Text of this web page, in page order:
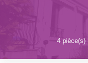
4 pièce(s)